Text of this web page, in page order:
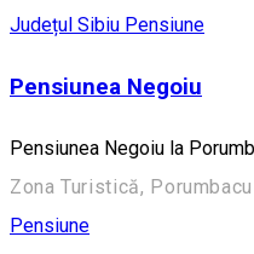
Județul Sibiu Pensiune
Pensiunea Negoiu
Pensiunea Negoiu la
Pensiune